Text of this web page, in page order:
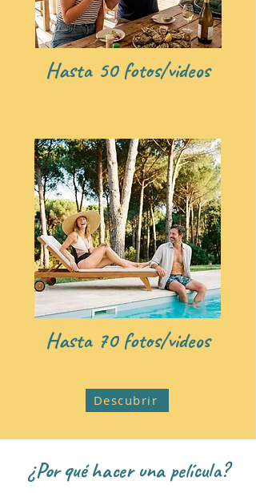
Hasta 50 fotos/videos
Hasta 70 fotos/videos
Descubrir
¿Por qué hacer una película?